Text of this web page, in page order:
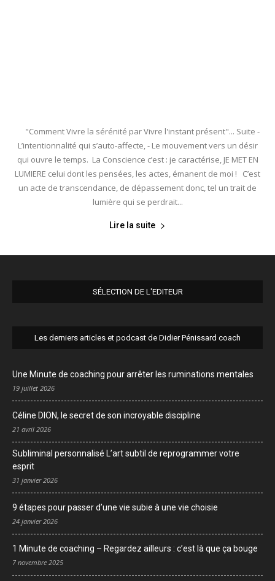
"Comment Vivre la sérénité par Vivre l'instant présent"... Suite -
L’intentionnalité qui s’auto-affecte, - Le mouvement vers un désir
qui ouvre le temps. La Conscience c’est : je caractérise, JE MET EN
LUMIERE celui dont les pensées, les actes, émanent de moi ! C’est
un acte de transcendance, de dépassement donc, tel un trait de
lumière qui se perdrait...
Lire la suite
SÉLECTION DE L'EDITEUR
Les derniers articles et podcast de Didier Pénissard coach
Une Minute de coaching pour arrêter les ruminations mentales
19 juillet 2026
Céline DION, le secret de son incroyable discipline
21 avril 2026
Subliminal personnalisé L’art subtil de reprogrammer votre
esprit
31 janvier 2026
9 étapes pour passer d’une vie subie à une vie choisie
24 janvier 2026
1 Minute de coaching – Regardez ailleurs : c’est là que ça bouge
7 novembre 2025